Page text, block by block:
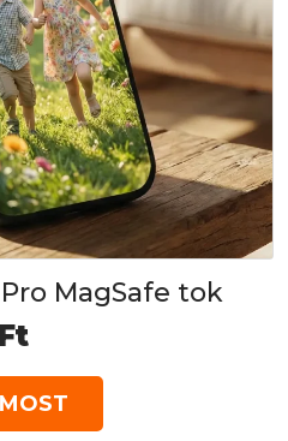
MagSafe tok
Ft